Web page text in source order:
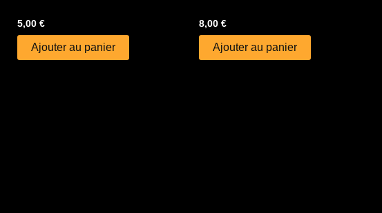
5,00 €
Ajouter au panier
8,00€
Ajouter au panier